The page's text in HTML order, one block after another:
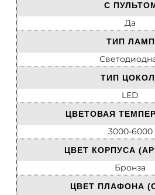
С
Да
ТИП ЛАМП
ТИП
LED
ЦВЕТОВАЯ
3000-6000
ЦВЕТ КОРПУСА
Бронза
ЦВЕТ ПЛАФОНА